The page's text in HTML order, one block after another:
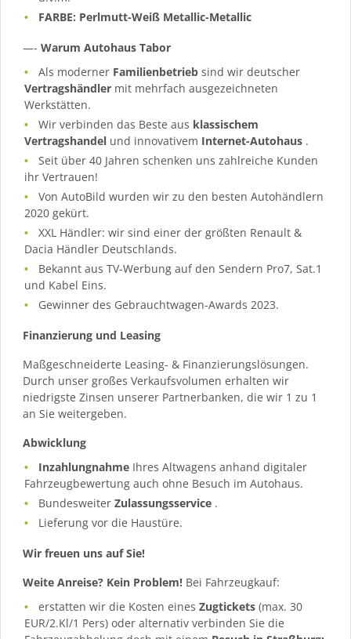
FARBE: Perlmutt-Weiß Metallic-Metallic
—- Warum Autohaus Tabor
Als moderner Familienbetrieb sind wir deutscher
Vertragshändler mit mehrfach ausgezeichneten
Werkstätten.
Wir verbinden das Beste aus klassischem
Vertragshandel und innovativem Internet-Autohaus .
Seit über 40 Jahren schenken uns zahlreiche Kunden
ihr Vertrauen!
Von AutoBild wurden wir zu den besten Autohändlern
2020 gekürt.
XXL Händler: wir sind einer der größten Renault &
Dacia Händler Deutschlands.
Bekannt aus TV-Werbung auf den Sendern Pro7, Sat.1
und Kabel Eins.
Gewinner des Gebrauchtwagen-Awards 2023.
Finanzierung und Leasing
Maßgeschneiderte Leasing- & Finanzierungslösungen.
Durch unser großes Verkaufsvolumen erhalten wir
niedrigste Zinsen unserer Partnerbanken, die wir 1 zu 1
an Sie weitergeben.
Abwicklung
Inzahlungnahme Ihres Altwagens anhand digitaler
Fahrzeugbewertung auch ohne Besuch im Autohaus.
BundesweiterZulassungsservice .
Lieferung vor die Haustüre.
Wir freuen uns auf Sie!
Weite Anreise? Kein Problem! Bei Fahrzeugkauf:
erstatten wir die Kosten einesZugtickets (max. 30
EUR/2.Kl/1 Pers) oder alternativ verbinden Sie die